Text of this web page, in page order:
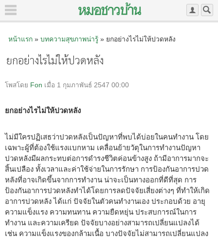
หน้าแรก» บทความสุขภาพน่ารู้» ยกอย่างไรไม่ให้ปวดหลัง
ยกอย่างไรไม่ให้ปวดหลัง
โพสโดย Fon เมื่อ 1 กุมภาพันธ์ 2547 00:00
ยกอย่างไรไม่ให้ปวดหลัง
ไม่มีใครปฏิเสธว่าปวดหลังเป็นปัญหาที่พบได้บ่อยในคนทำงาน โดย
เฉพาะผู้ที่ต้องใช้แรงแบกหาม เคลื่อนย้ายวัตุในการทำงานปัญหา
ปวดหลังมีผลกระทบต่อการดำรงชีวิตค่อนข้างสูง ถ้ามีอาการมากจะ
สิ้นเปลือง ทั้งเวลาและค่าใช้จ่ายในการรักษา การป้องกันอาการปวด
หลังที่อาจเกิดขึ้นจากการทำงาน น่าจะเป็นทางออกที่ดีที่สุด การ
ป้องกันอาการปวดหลังทำได้โดยการลดปัจจัยเสี่ยงต่างๆ ที่ทำให้เกิด
อาการปวดหลัง ได้แก่ ปัจจัยในตัวคนทำงานเอง ประกอบด้วย อายุ
ความแข็งแรง ความทนทาน ความยืดหยุ่น ประสบการณ์ในการ
ทำงาน และความเครียด ปัจจัยบางอย่างสามารถเปลี่ยนแปลงได้
เช่น ความแข็งแรงของกล้ามเนื้อ บางปัจจัยไม่สามารถเปลี่ยนแปลง